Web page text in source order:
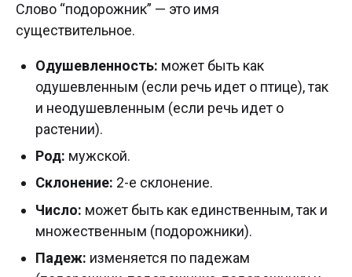
Слово “подорожник” — это имя
существительное.
Одушевленность: может быть как
одушевленным (если речь идет о птице), так
и неодушевленным (если речь идет о
растении).
Род: мужской.
Склонение: 2-е склонение.
Число: может быть как единственным, так и
множественным (подорожники).
Падеж: изменяется по падежам